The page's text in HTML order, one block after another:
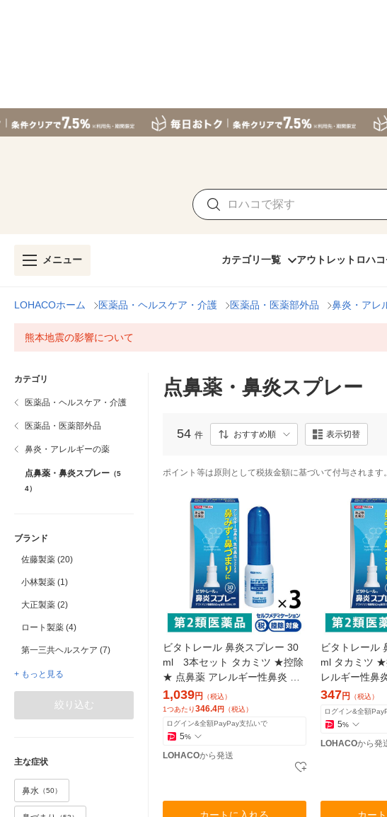
メニュー カテゴリ一覧 アウトレット ロハ
LOHACOホーム 医薬品・ヘルスケア・介護 医薬品・医薬部外品 鼻炎・アレ
熊本地震の影響について
カテゴリ
医薬品・ヘルスケア・介護
医薬品・医薬部外品
鼻炎・アレルギーの薬
点鼻薬・鼻炎スプレー （5
4）
ブランド
佐藤製薬 (20)
小林製薬 (1)
大正製薬 (2)
ロート製薬 (4)
第一三共ヘルスケア (7)
+ もっと見る
絞り込む
主な症状
鼻水 （50）
点鼻薬・鼻炎スプレー
54 件 おすすめ順 表示切替
ポイント等は原則として税抜金額に基づいて付与されま
ビタトレール 鼻炎スプレー 30
ml 3本セット タカミツ ★控除
★ 点鼻薬 アレルギー性鼻炎 急
性鼻炎 鼻みず 鼻づまり【第2類
医薬品】
1,039円 （税込）
1つあたり346.4円 （税込）
ログイン&全額PayPay支払いで
5%
LOHACOから発送
カートに入れる
ビタトレール
ml タカミツ
レルギー性鼻
ず 鼻づまり【
347円 （税込）
ログイン&全額
5%
LOHACOから発
カー